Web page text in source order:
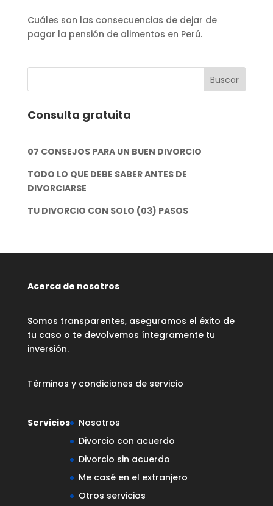
Cuáles son las consecuencias de dejar de
pagar la pensión de alimentos en Perú.
Consulta gratuita
07 CONSEJOS PARA UN BUEN DIVORCIO
TODO LO QUE DEBE SABER ANTES DE
DIVORCIARSE
TU DIVORCIO CON SOLO (03) PASOS
Acerca de nosotros
Somos transparentes, aseguramos el éxito de
tu caso o te devolvemos íntegramente tu
inversión.
Términos y condiciones de servicio
Servicios
Nosotros
Divorcio con acuerdo
Divorcio sin acuerdo
Me casé en el extranjero
Otros servicios